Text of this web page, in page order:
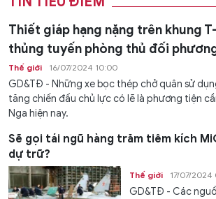
Thiết giáp hạng nặng trên khung
thủng tuyến phòng thủ đối
Thế giới 16/07/2024 10:00
GD&TĐ - Những xe bọc thép chở quân sử
tăng chiến đấu chủ lực có lẽ là phương tiện
Nga hiện nay.
Sẽ gọi tái ngũ hàng trăm tiêm kích
dự trữ?
Thế giới 17/07/
GD&TĐ - Các